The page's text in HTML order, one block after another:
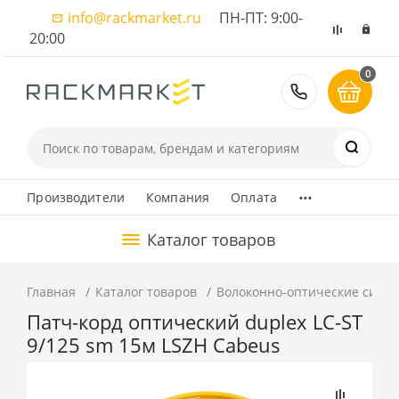
info@rackmarket.ru ПН-ПТ: 9:00-
20:00
8 (495)
0
Производители Компания Оплата ...
Каталог товаров
Главная Каталог товаров Волоконно-оптические
Патч-корд оптический duplex LC-ST
9/125 sm 15м LSZH Cabeus